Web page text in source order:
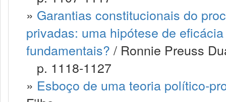
» Garantias constitucionais do
privadas: uma hipótese de
fundamentais? / Ronnie Preuss
p. 1118-1127
» Esboço de uma teoria político-